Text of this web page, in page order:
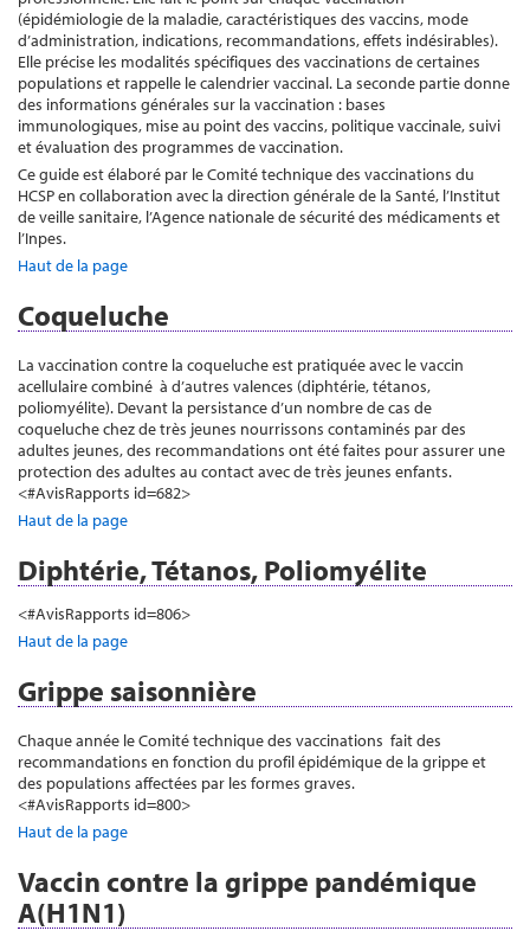
(épidémiologie de la maladie, caractéristiques des vaccins, mode
d’administration, indications, recommandations, effets indésirables).
Elle précise les modalités spécifiques des vaccinations de certaines
populations et rappelle le calendrier vaccinal. La seconde partie donne
des informations générales sur la vaccination : bases
immunologiques, mise au point des vaccins, politique vaccinale, suivi
et évaluation des programmes de vaccination.
Ce guide est élaboré par le Comité technique des vaccinations du
HCSP en collaboration avec la direction générale de la Santé, l’Institut
de veille sanitaire, l’Agence nationale de sécurité des médicaments et
l’Inpes.
Haut de la page
Coqueluche
La vaccination contre la coqueluche est pratiquée avec le vaccin
acellulaire combiné à d’autres valences (diphtérie, tétanos,
poliomyélite). Devant la persistance d’un nombre de cas de
coqueluche chez de très jeunes nourrissons contaminés par des
adultes jeunes, des recommandations ont été faites pour assurer une
protection des adultes au contact avec de très jeunes enfants.
<#AvisRapports id=682>
Haut de la page
Diphtérie, Tétanos, Poliomyélite
<#AvisRapports id=806>
Haut de la page
Grippe saisonnière
Chaque année le Comité technique des vaccinations fait des
recommandations en fonction du profil épidémique de la grippe et
des populations affectées par les formes graves.
<#AvisRapports id=800>
Haut de la page
Vaccin contre la grippe pandémique
A(H1N1)